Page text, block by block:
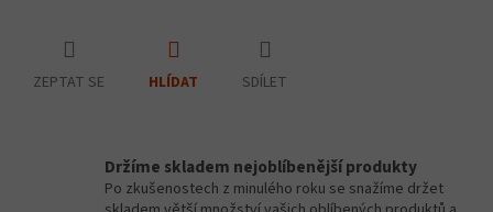
ZEPTAT SE HLÍDAT SDÍLET
Držíme skladem nejoblíbenější produkty
Po zkušenostech z minulého roku se snažíme držet